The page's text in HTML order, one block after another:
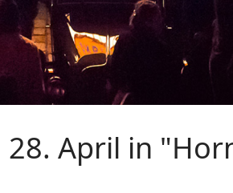
April in